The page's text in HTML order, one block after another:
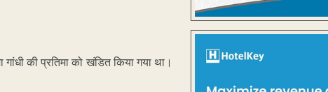
की प्रतिमा को खंडित किया गया था।